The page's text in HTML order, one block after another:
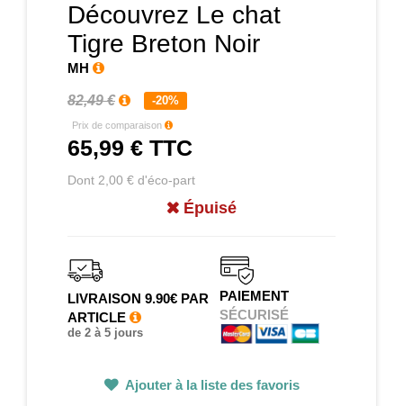
Découvrez Le chat
Tigre Breton Noir
MH
82,49 € -20%
Prix de comparaison
65,99 € TTC
Dont 2,00 € d'éco-part
Épuisé
LIVRAISON 9.90€ PAR
ARTICLE
de 2 à 5 jours
PAIEMENT
SÉCURISÉ
Ajouter à la liste des favoris